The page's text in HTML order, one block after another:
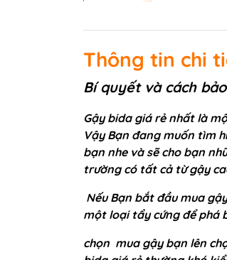
Thông tin chi
Bí quyết và cách
Gậy bida giá rẻ nhất là
Vậy Bạn đang muốn tìm
bạn nhe và sẽ cho bạn
trường có tất cả từ gậy
Nếu Bạn bắt đầu mua
một loại tẩy cứng để phá
chọn mua gậy bạn lên